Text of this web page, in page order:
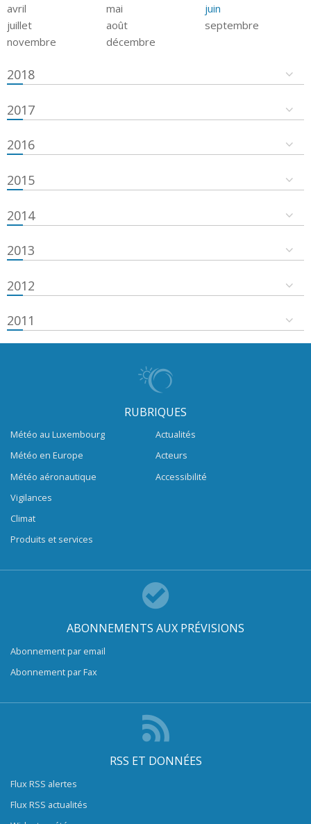
avril
mai
juin
juillet
août
septembre
novembre
décembre
2018
2017
2016
2015
2014
2013
2012
2011
RUBRIQUES
Météo au Luxembourg
Météo en Europe
Météo aéronautique
Vigilances
Climat
Produits et services
Actualités
Acteurs
Accessibilité
ABONNEMENTS AUX PRÉVISIONS
Abonnement par email
Abonnement par Fax
RSS ET DONNÉES
Flux RSS alertes
Flux RSS actualités